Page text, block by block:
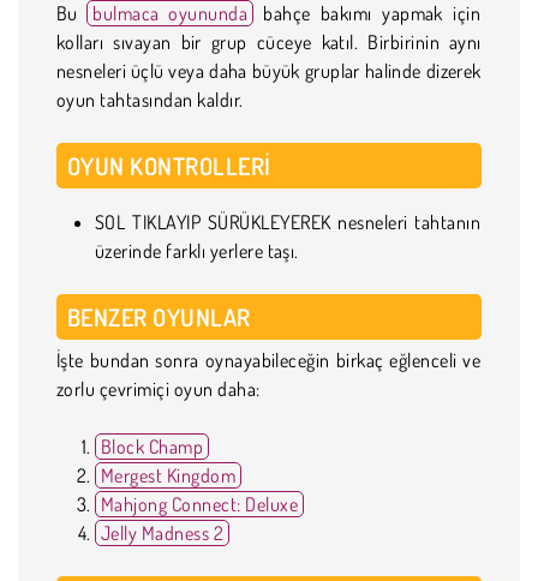
Bu bulmaca oyununda
bahçe bakımı yapmak için
kolları sıvayan bir grup cüceye katıl. Birbirinin aynı
nesneleri üçlü veya daha büyük gruplar halinde dizerek
oyun tahtasından kaldır.
OYUN KONTROLLERI
SOL TIKLAYIP SÜRÜKLEYEREK nesneleri tahtanın
üzerinde farklı yerlere taşı.
BENZER OYUNLAR
İşte bundan sonra oynayabileceğin birkaç eğlenceli ve
zorlu çevrimiçi oyun daha:
Block Champ
Mergest Kingdom
Mahjong Connect: Deluxe
Jelly Madness 2